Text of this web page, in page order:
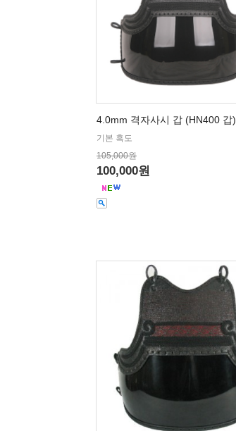
4.0mm 격자사시 갑 (HN400 갑)
기본 흑도
105,000원
100,000원